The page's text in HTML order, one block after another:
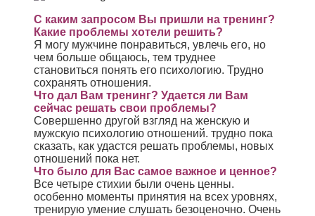
С каким запросом Вы пришли на тренинг?
Какие проблемы хотели решить?
Я могу мужчине понравиться, увлечь его, но
чем больше общаюсь, тем труднее
становиться понять его психологию. Трудно
сохранять отношения.
Что дал Вам тренинг? Удается ли Вам
сейчас решать свои проблемы?
Совершенно другой взгляд на женскую и
мужскую психологию отношений. трудно пока
сказать, как удастся решать проблемы, новых
отношений пока нет.
Что было для Вас самое важное и ценное?
Все четыре стихии были очень ценны.
особенно моменты принятия на всех уровнях,
тренирую умение слушать безоценочно. Очень